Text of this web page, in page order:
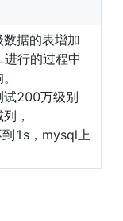
据的表增加
行的过程中
试200万级别
，
1s，mysql上